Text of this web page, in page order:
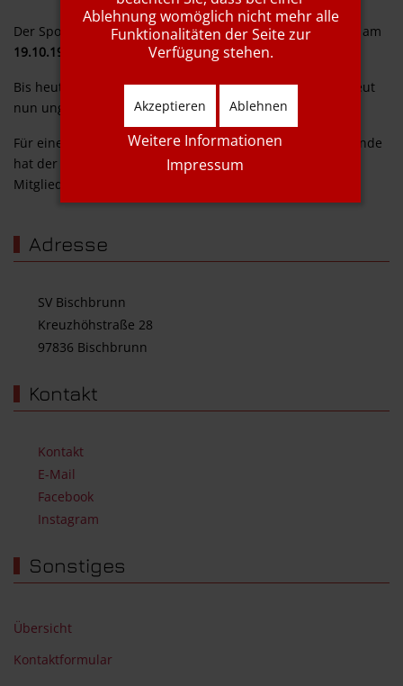
Der Sportverein Rot-Weiß Bischbrunn e. V. wurde offiziell am
19.10.1946
Bis heute hat sich der Verein enorm vergrößert und betreut
nun ungefähr 500 Mitglieder
Für einen Breitensportverein in einer 1000-Seelen-Gemeinde
hat der SV Bischbrunn ein enormes Angebot für alle
Mitglieder parat.
Adresse
SV Bischbrunn
Kreuzhöhstraße 28
97836 Bischbrunn
Kontakt
Kontakt
E-Mail
Facebook
Instagram
Sonstiges
Übersicht
Kontaktformular
Ablehnung womöglich nicht mehr alle
Funktionalitäten der Seite zur
Verfügung stehen.
Akzeptieren Ablehnen
Weitere Informationen
Impressum